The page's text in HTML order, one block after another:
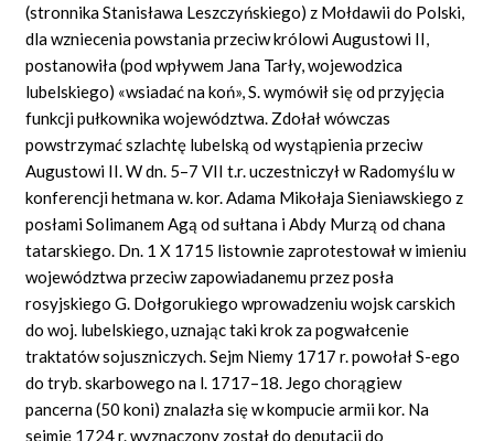
(stronnika Stanisława Leszczyńskiego) z Mołdawii do Polski,
dla wzniecenia powstania przeciw królowi Augustowi II,
postanowiła (pod wpływem Jana Tarły, wojewodzica
lubelskiego) «wsiadać na koń», S. wymówił się od przyjęcia
funkcji pułkownika województwa. Zdołał wówczas
powstrzymać szlachtę lubelską od wystąpienia przeciw
Augustowi II. W dn. 5–7 VII t.r. uczestniczył w Radomyślu w
konferencji hetmana w. kor. Adama Mikołaja Sieniawskiego z
posłami Solimanem Agą od sułtana i Abdy Murzą od chana
tatarskiego. Dn. 1 X 1715 listownie zaprotestował w imieniu
województwa przeciw zapowiadanemu przez posła
rosyjskiego G. Dołgorukiego wprowadzeniu wojsk carskich
do woj. lubelskiego, uznając taki krok za pogwałcenie
traktatów sojuszniczych. Sejm Niemy 1717 r. powołał S-ego
do tryb. skarbowego na l. 1717–18. Jego chorągiew
pancerna (50 koni) znalazła się w kompucie armii kor. Na
sejmie 1724 r. wyznaczony został do deputacji do